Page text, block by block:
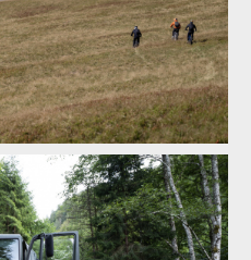
v Rumunsku je velkolepý
v Rumunsku je velkolepý
v Rumunsku je velkolepý
v Rumunsku je velkolepý